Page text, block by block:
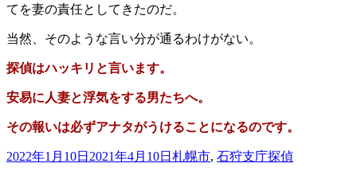
てを妻の責任としてきたのだ。
当然、そのような言い分が通るわけがない。
探偵はハッキリと言います。
安易に人妻と浮気をする男たちへ。
その報いは必ずアナタがうけることになるのです。
投
2022年1月10日 2021年4月10日 カ
札幌市, 石狩支庁タ
探偵